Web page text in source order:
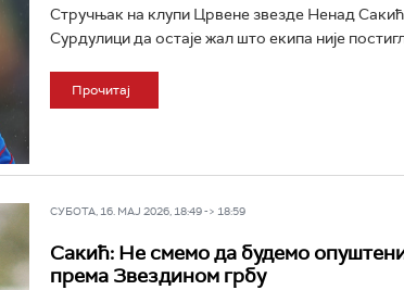
Стручњак на клупи Црвене звезде Ненад
Сурдулици да остаје жал што екипа није
Прочитај
СУБОТА, 16. МАЈ 2026, 18:49 -> 18:59
Сакић: Не смемо да будемо
према Звездином грбу